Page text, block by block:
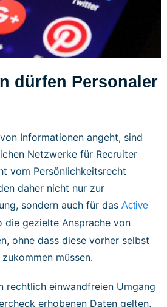
dürfen Personaler
Informationen angeht, sind
Netzwerke für Recruiter
vom Persönlichkeitsrecht
daher nicht nur zur
sondern auch für das Active
die gezielte Ansprache von
ohne dass diese vorher selbst
müssen.
rechtlich einwandfreien Umgang
erhobenen Daten gelten,